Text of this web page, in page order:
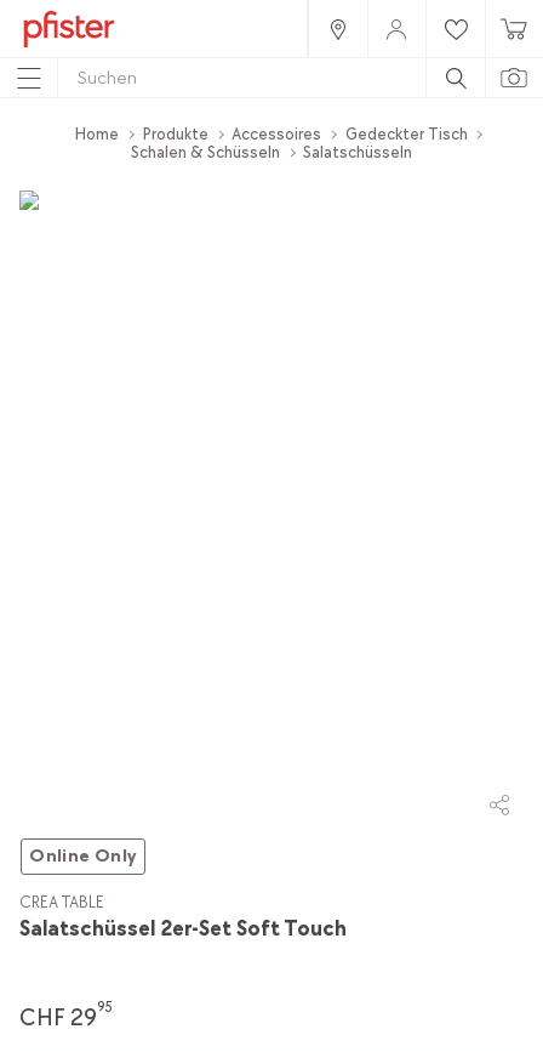
Home Produkte Accessoires
Gedeckter Tisch
Schalen & Schüsseln
Salatschüsseln
Online Only
Salatschüssel 2er-Set Soft Touch
CREA TABLE
CHF 2995